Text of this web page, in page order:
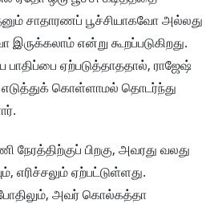
சாதாரணப் பூச்சியாகவோ அல்லது
என்று கூறப்படுகிறது.
ஏற்படுத்தாததால், ராஜேஷ்
கொள்ளாமல் தொடர்ந்து
நேரத்திற்குப் பிறகு, அவரது வலது
எரிச்சலும் ஏற்பட்டுள்ளது.
அவர் கொல்கத்தா